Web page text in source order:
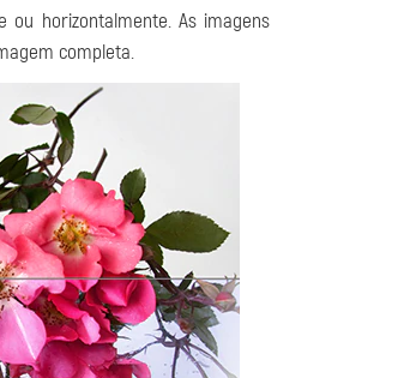
horizontalmente. As imagens
completa.